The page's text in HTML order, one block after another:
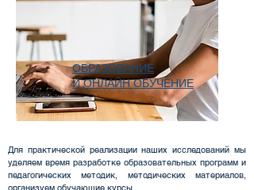
ОБРАЗОВАНИЕ
И ОНЛАЙН ОБУЧЕНИЕ
Для практической реализации наших исследований мы
уделяем время разработке образовательных программ и
педагогических методик, методических материалов,
организуем обучающие курсы.